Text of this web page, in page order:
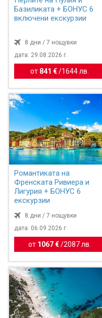
Базиликата + БОНУС 6
включени екскурзии
8 дни / 7 нощувки
дата: 29.08.2026 г.
от 841 € / 1644 лв.
Романтиката на
Френската Ривиера и
Лигурия + БОНУС 6
екскурзии
8 дни / 7 нощувки
дата: 06.09.2026 г.
от 1067 € /2087 лв.